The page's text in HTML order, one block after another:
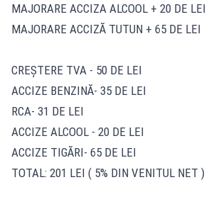
MAJORARE ACCIZA ALCOOL + 20 DE LEI
MAJORARE ACCIZĂ TUTUN + 65 DE LEI
CREȘTERE TVA - 50 DE LEI
ACCIZE BENZINĂ- 35 DE LEI
RCA- 31 DE LEI
ACCIZE ALCOOL - 20 DE LEI
ACCIZE TIGĂRI- 65 DE LEI
TOTAL: 201 LEI ( 5% DIN VENITUL NET )